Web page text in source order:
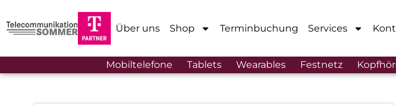
Über uns Shop Terminbuchung Services
Mobiltelefone Tablets Wearables Festnetz